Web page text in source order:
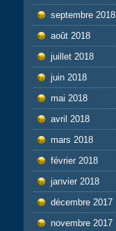
septembre 2018
août 2018
juillet 2018
juin 2018
mai 2018
avril 2018
mars 2018
février 2018
janvier 2018
décembre 2017
novembre 2017